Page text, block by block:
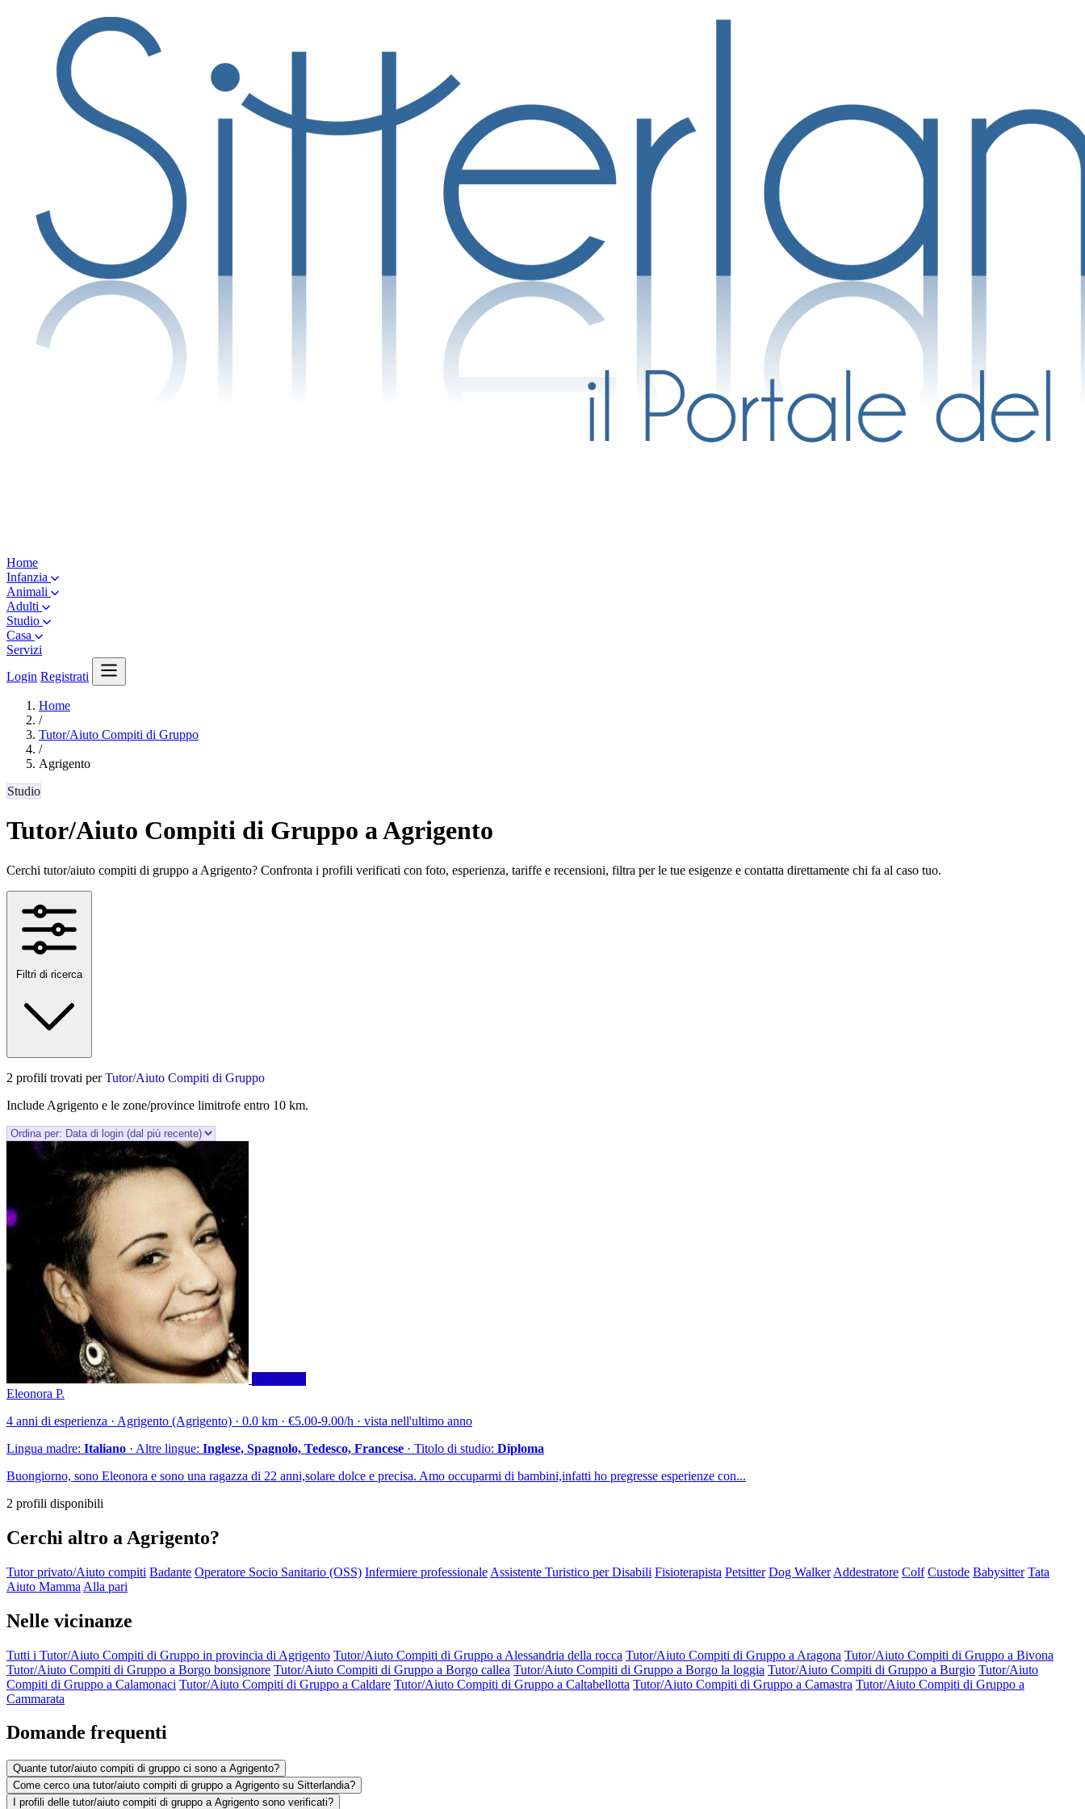
Home
Infanzia
Animali
Adulti
Studio
Casa
Servizi
Login Registrati
Home
/
Tutor/Aiuto Compiti di Gruppo
/
Agrigento
Studio
Tutor/Aiuto Compiti di Gruppo a Agrigento
Cerchi tutor/aiuto compiti di gruppo a Agrigento? Confronta i profili verificati con foto, esperienza, tariffe e recensioni, filtra per le tue esigenze e contatta direttamente chi fa al caso tuo.
Filtri di ricerca
2 profili trovati perTutor/Aiuto Compiti di Gruppo
Include Agrigento e le zone/province limitrofe entro 10 km.
VISIONA
Eleonora P.
4 anni di esperienza · Agrigento (Agrigento) · 0.0 km · €5.00-9.00/h · vista nell'ultimo anno
Lingua madre: Italiano · Altre lingue: Inglese, Spagnolo, Tedesco, Francese · Titolo di studio: Diploma
Buongiorno, sono Eleonora e sono una ragazza di 22 anni,solare dolce e precisa. Amo occuparmi di bambini,infatti ho pregresse esperienze con...
2 profili disponibili
Cerchi altro a Agrigento?
Tutor privato/Aiuto compiti Badante Operatore Socio Sanitario (OSS) Infermiere professionale Assistente Turistico per Disabili Fisioterapista Petsitter Dog Walker Addestratore Colf Custode Babysitter Tata
Aiuto Mamma Alla pari
Nelle vicinanze
Tutti i Tutor/Aiuto Compiti di Gruppo in provincia di Agrigento Tutor/Aiuto Compiti di Gruppo a Alessandria della rocca Tutor/Aiuto Compiti di Gruppo a Aragona Tutor/Aiuto Compiti di Gruppo a Bivona
Tutor/Aiuto Compiti di Gruppo a Borgo bonsignore Tutor/Aiuto Compiti di Gruppo a Borgo callea Tutor/Aiuto Compiti di Gruppo a Borgo la loggia Tutor/Aiuto Compiti di Gruppo a Burgio Tutor/Aiuto
Compiti di Gruppo a Calamonaci Tutor/Aiuto Compiti di Gruppo a Caldare Tutor/Aiuto Compiti di Gruppo a Caltabellotta Tutor/Aiuto Compiti di Gruppo a Camastra Tutor/Aiuto Compiti di Gruppo a
Cammarata
Domande frequenti
Quante tutor/aiuto compiti di gruppo ci sono a Agrigento?
Come cerco una tutor/aiuto compiti di gruppo a Agrigento su Sitterlandia?
I profili delle tutor/aiuto compiti di gruppo a Agrigento sono verificati?